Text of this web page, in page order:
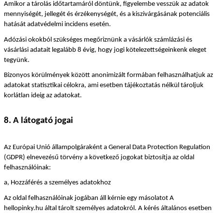
Amikor a tárolás időtartamáról döntünk, figyelembe vesszük az adatok
mennyiségét, jellegét és érzékenységét, és a kiszivárgásának potenciális
hatását adatvédelmi incidens esetén.
Adózási okokból szükséges megőriznünk a vásárlók számlázási és
vásárlási adatait legalább 8 évig, hogy jogi kötelezettségeinkenk eleget
tegyünk.
Bizonyos körülmények között anonimizált formában felhasználhatjuk az
adatokat statisztikai célokra, ami esetben tájékoztatás nélkül tároljuk
korlátlan ideig az adatokat.
8. A látogató jogai
Az Európai Unió állampolgáraként a General Data Protection Regulation
(GDPR) elnevezésű törvény a következő jogokat biztosítja az oldal
felhasználóinak:
a, Hozzáférés a személyes adatokhoz
Az oldal felhasználóinak jogában áll kérnie egy másolatot A
hellopinky.hu által tárolt személyes adatokról. A kérés általános esetben